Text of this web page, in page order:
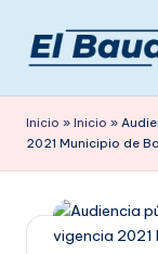
Saltar
contenido
e
ri
d
en
Inicio » Inicio »
2021 Municipio de